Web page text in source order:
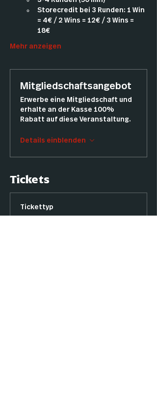
Storecredit bei 3 Runden: 1 Win
= 4€ / 2 Wins = 12€ / 3 Wins =
18€
Mehr anzeigen
Mitgliedschaftsangebot
Erwerbe eine Mitgliedschaft und
erhalte an der Kasse 100%
Rabatt auf diese Veranstaltung.
Details einblenden
Tickets
Tickettyp